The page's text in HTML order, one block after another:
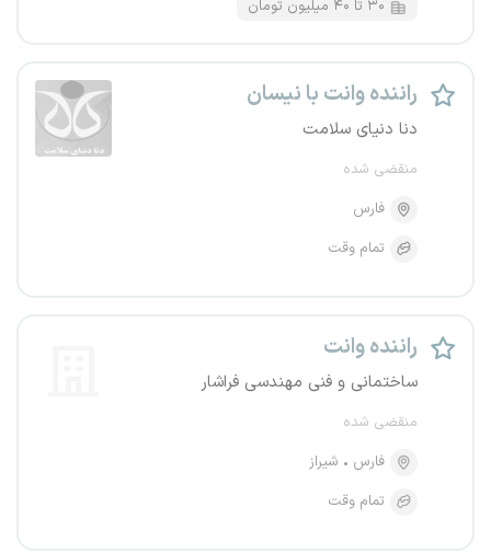
۳۰ تا ۴۰ میلیون تومان
راننده وانت با نیسان
دنا دنیای سلامت
منقضی شده
فارس
تمام وقت
راننده وانت
ساختمانی و فنی مهندسی فراشار
منقضی شده
فارس
شیراز
تمام وقت